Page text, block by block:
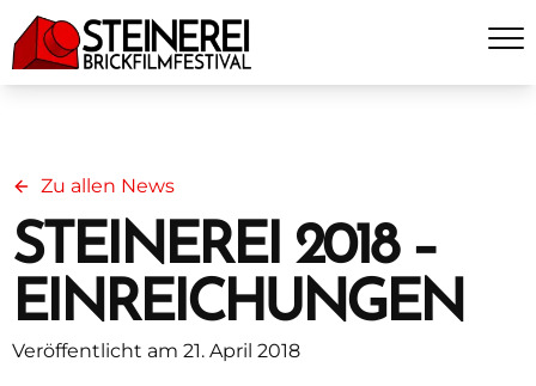
Zu allen News
STEINEREI 2018 –
EINREICHUNGEN
Veröffentlicht am 21. April 2018